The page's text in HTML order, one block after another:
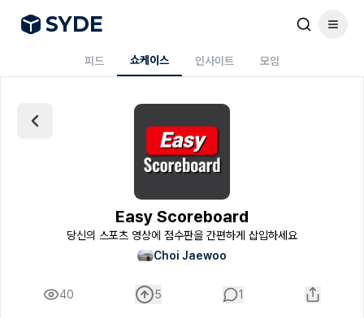
SYDE
피드 쇼케이스 인사이트 모임
Easy Scoreboard
당신의 스포츠 영상에 점수판을 간편하게 삽입하세요
Choi Jaewoo
40 5 1